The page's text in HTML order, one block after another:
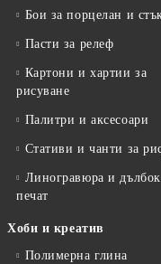
Бои за порцелан и
Пасти за релеф
Картони и хартии за
рисуване
Палитри и аксесоари
Стативи и чанти за
Линогравюра и дълбок
печат
Хоби и креатив
Полимерна глина